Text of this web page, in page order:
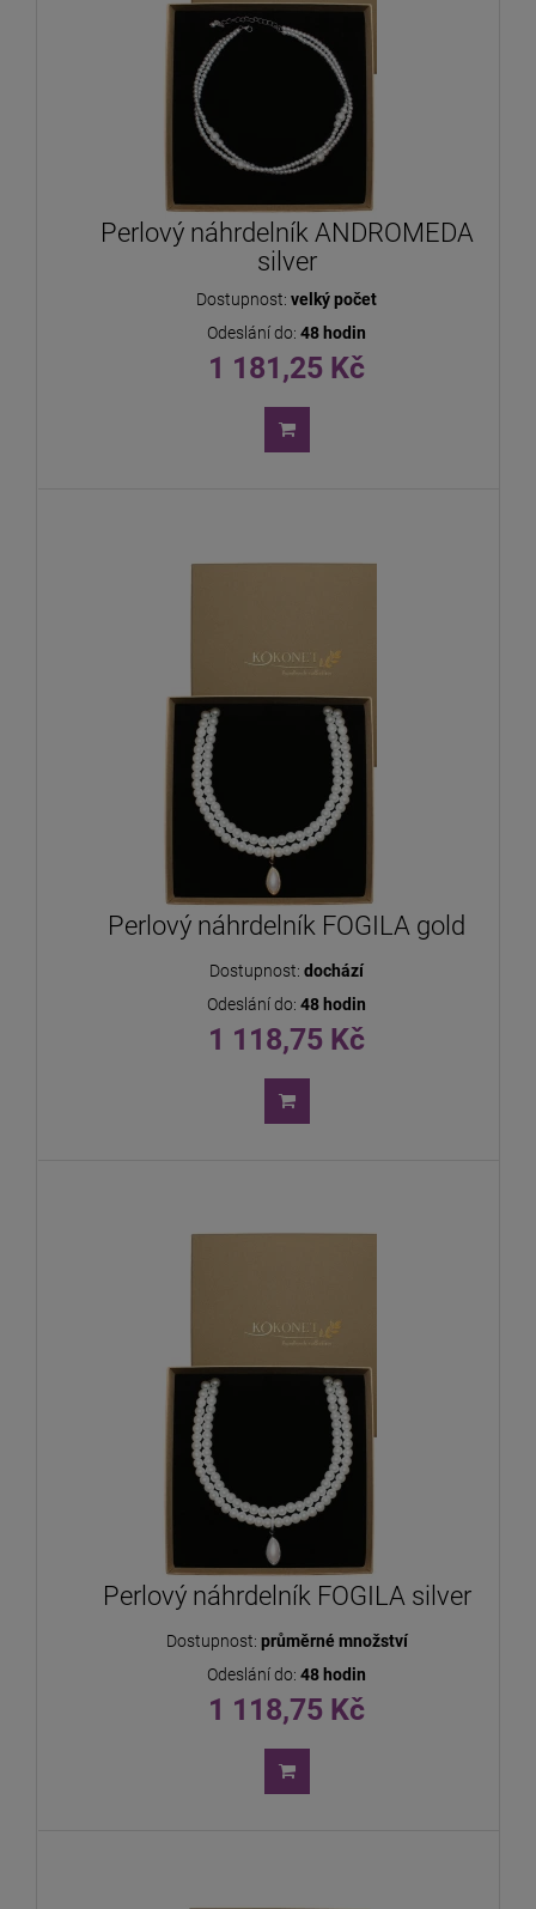
Perlový náhrdelník ANDROMEDA
silver
Dostupnost: velký počet
Odeslání do: 48 hodin
1 181,25 Kč
Perlový náhrdelník FOGILA gold
Dostupnost: dochází
Odeslání do: 48 hodin
1 118,75 Kč
Perlový náhrdelník FOGILA silver
Dostupnost: průměrné množství
Odeslání do: 48 hodin
1 118,75 Kč